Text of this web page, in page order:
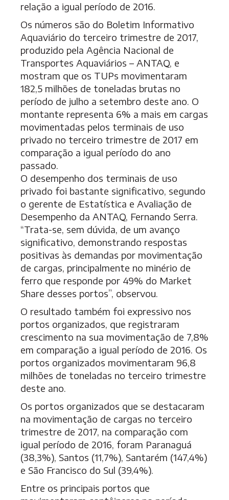
relação a igual período de 2016.
Os números são do Boletim Informativo
Aquaviário do terceiro trimestre de 2017,
produzido pela Agência Nacional de
Transportes Aquaviários – ANTAQ, e
mostram que os TUPs movimentaram
182,5 milhões de toneladas brutas no
período de julho a setembro deste ano. O
montante representa 6% a mais em cargas
movimentadas pelos terminais de uso
privado no terceiro trimestre de 2017 em
comparação a igual período do ano
passado.
O desempenho dos terminais de uso
privado foi bastante significativo, segundo
o gerente de Estatística e Avaliação de
Desempenho da ANTAQ, Fernando Serra.
“Trata-se, sem dúvida, de um avanço
significativo, demonstrando respostas
positivas às demandas por movimentação
de cargas, principalmente no minério de
ferro que responde por 49% do Market
Share desses portos”, observou.
O resultado também foi expressivo nos
portos organizados, que registraram
crescimento na sua movimentação de 7,8%
em comparação a igual período de 2016. Os
portos organizados movimentaram 96,8
milhões de toneladas no terceiro trimestre
deste ano.
Os portos organizados que se destacaram
na movimentação de cargas no terceiro
trimestre de 2017, na comparação com
igual período de 2016, foram Paranaguá
(38,3%), Santos (11,7%), Santarém (147,4%)
e São Francisco do Sul (39,4%).
Entre os principais portos que